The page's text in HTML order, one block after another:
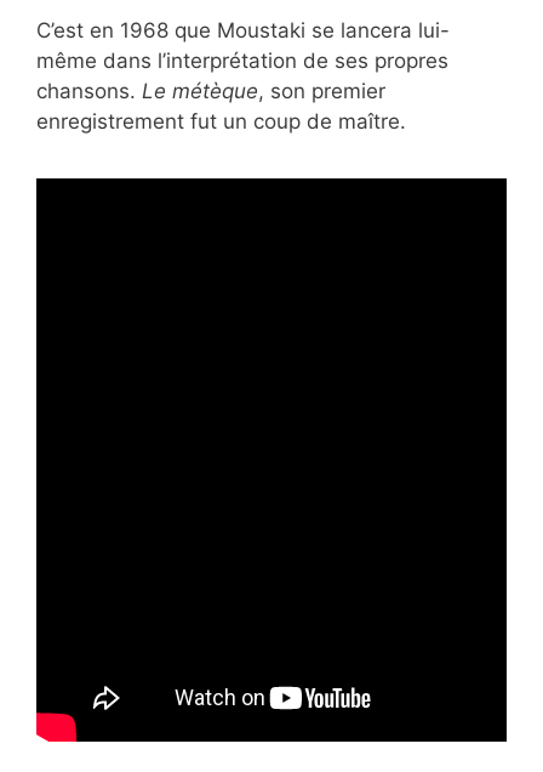
C’est en 1968 que Moustaki se lancera lui-
même dans l’interprétation de ses propres
chansons. Le métèque, son premier
enregistrement fut un coup de maître.